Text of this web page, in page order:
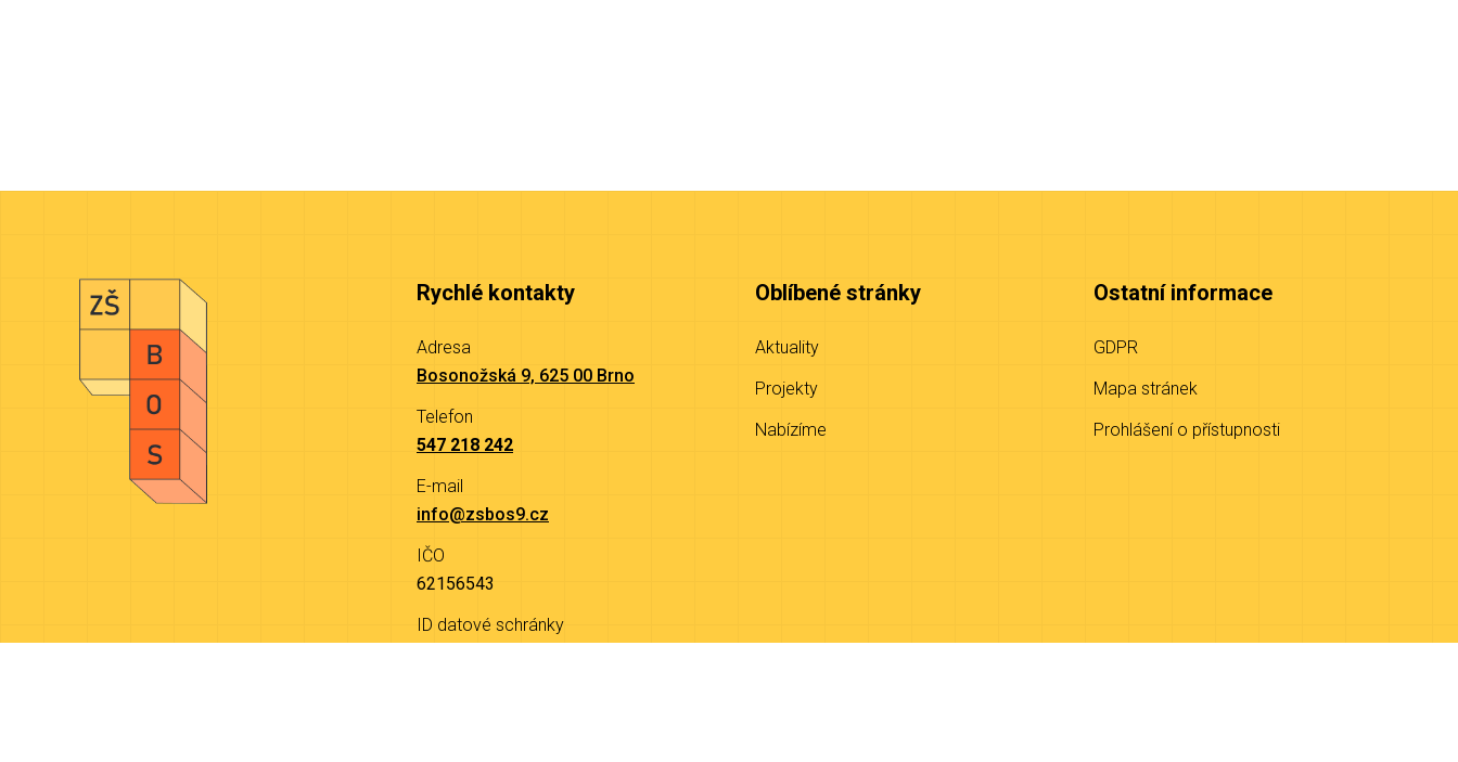
Rychlé kontakty
Adresa
Bosonožská 9, 625 00 Brno
Telefon
547 218 242
E-mail
info@zsbos9.cz
IČO
62156543
ID datové schránky
Oblíbené stránky
Aktuality
Projekty
Nabízíme
Ostatní informace
GDPR
Mapa stránek
Prohlášení o přístupnosti